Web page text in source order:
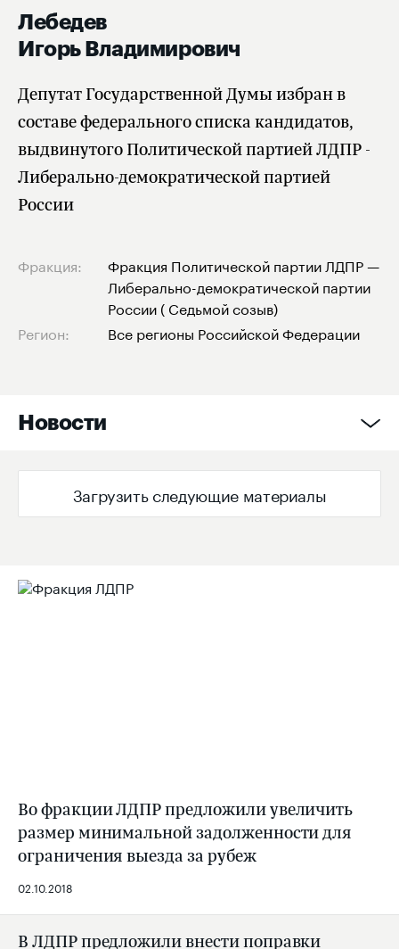
Лебедев
Игорь Владимирович
Депутат Государственной Думы избран в
составе федерального списка кандидатов,
выдвинутого Политической партией ЛДПР -
Либерально-демократической партией
России
Фракция:
Фракция Политической партии ЛДПР —
Либерально-демократической партии
России ( Седьмой созыв)
Регион:
Все регионы Российской Федерации
Новости
Загрузить следующие материалы
02.10.2018
Во фракции ЛДПР предложили увеличить
размер минимальной задолженности для
ограничения выезда за рубеж
В ЛДПР предложили внести поправки